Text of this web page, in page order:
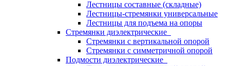
Лестницы составные (складные)
Лестницы-стремянки универсальные
Лестницы для подъема на опоры
Стремянки диэлектрические
Стремянки с вертикальной опорой
Стремянки с симметричной опорой
Подмости диэлектрические